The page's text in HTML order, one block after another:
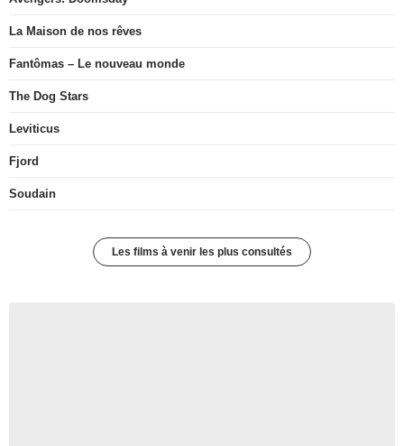
La Maison de nos rêves
Fantômas – Le nouveau monde
The Dog Stars
Leviticus
Fjord
Soudain
Les films à venir les plus consultés